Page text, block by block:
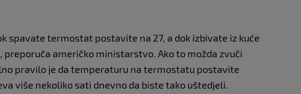
spavate termostat postavite na 27, a dok izbivate iz kuće
preporuča američko ministarstvo. Ako to možda zvuči
pravilo je da temperaturu na termostatu postavite
više nekoliko sati dnevno da biste tako uštedjeli.